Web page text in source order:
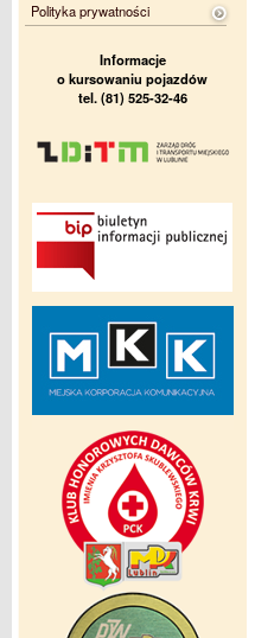
Polityka prywatności
Informacje
o kursowaniu pojazdów
tel. (81) 525-32-46